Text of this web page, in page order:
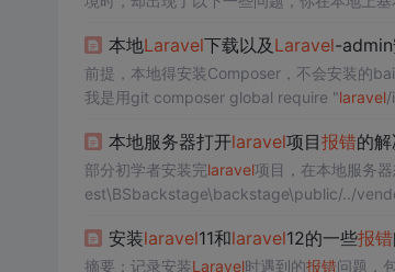
本地Laravel下载以及 Laravel-admin
我是用git composer global require "laravel
本地服务器打开laravel项目报错的
部分初学者安装完laravel项目，在本地服务器想打开项目首页
安装laravel11和laravel12的一些报错
摘要：记录安装Laravel时遇到的报错问题，